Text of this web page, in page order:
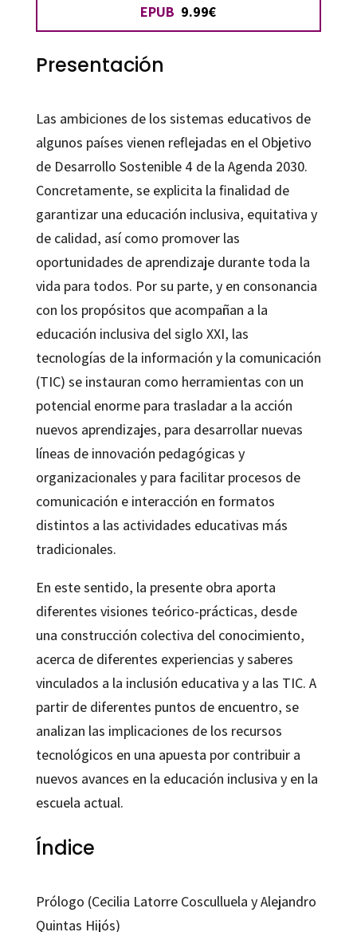
EPUB 9.99€
Presentación
Las ambiciones de los sistemas educativos de
algunos países vienen reflejadas en el Objetivo
de Desarrollo Sostenible 4 de la Agenda 2030.
Concretamente, se explicita la finalidad de
garantizar una educación inclusiva, equitativa y
de calidad, así como promover las
oportunidades de aprendizaje durante toda la
vida para todos. Por su parte, y en consonancia
con los propósitos que acompañan a la
educación inclusiva del siglo XXI, las
tecnologías de la información y la comunicación
(TIC) se instauran como herramientas con un
potencial enorme para trasladar a la acción
nuevos aprendizajes, para desarrollar nuevas
líneas de innovación pedagógicas y
organizacionales y para facilitar procesos de
comunicación e interacción en formatos
distintos a las actividades educativas más
tradicionales.
En este sentido, la presente obra aporta
diferentes visiones teórico-prácticas, desde
una construcción colectiva del conocimiento,
acerca de diferentes experiencias y saberes
vinculados a la inclusión educativa y a las TIC. A
partir de diferentes puntos de encuentro, se
analizan las implicaciones de los recursos
tecnológicos en una apuesta por contribuir a
nuevos avances en la educación inclusiva y en la
escuela actual.
Índice
Prólogo (Cecilia Latorre Cosculluela y Alejandro
Quintas Hijós)